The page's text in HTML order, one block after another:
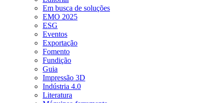
Em busca de soluções
EMO 2025
ESG
Eventos
Exportação
Fomento
Fundição
Guia
Impressão 3D
Indústria 4.0
Literatura